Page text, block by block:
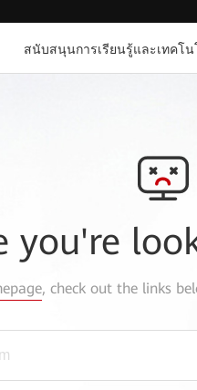
สนับสนุนการเรียนรู้และเทคโน
you're
, check out the links